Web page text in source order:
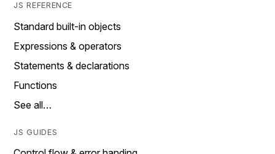
JS REFERENCE
Standard built-in objects
Expressions & operators
Statements & declarations
Functions
See all…
JS GUIDES